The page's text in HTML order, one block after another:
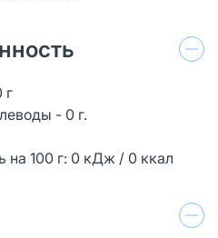
г
- 0 г.
на 100 г: 0 кДж / 0 ккал